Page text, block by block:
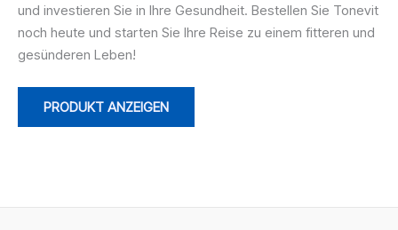
und investieren Sie in Ihre Gesundheit. Bestellen Sie Tonevit
noch heute und starten Sie Ihre Reise zu einem fitteren und
gesünderen Leben!
PRODUKT ANZEIGEN